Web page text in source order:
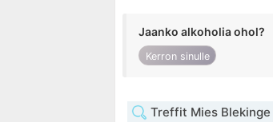
Jaanko alkoholia ohol?
Kerron sinulle
Treffit Mies Blekinge